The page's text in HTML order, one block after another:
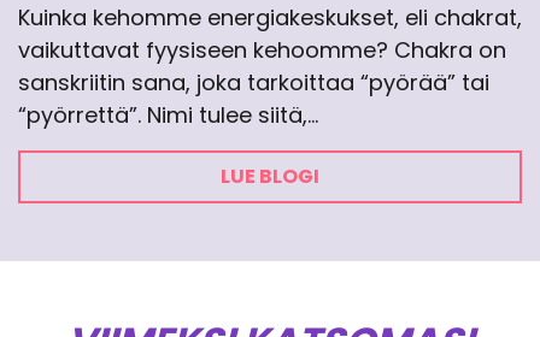
Kuinka kehomme energiakeskukset, eli chakrat,
vaikuttavat fyysiseen kehoomme? Chakra on
sanskriitin sana, joka tarkoittaa “pyörää” tai
“pyörrettä”. Nimi tulee siitä,…
LUE BLOGI